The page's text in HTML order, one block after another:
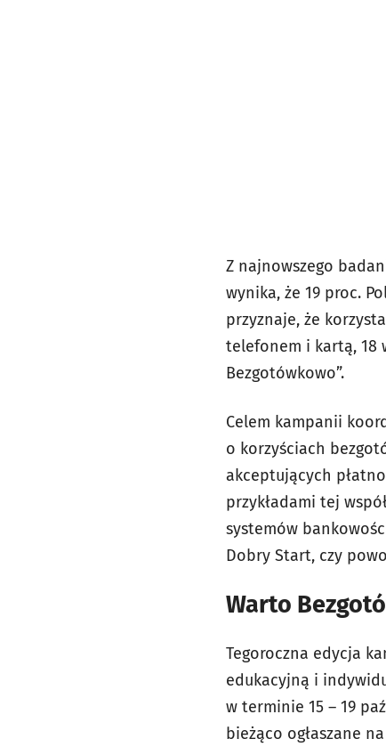
Z najnowszego
wynika, że 19 proc.
przyznaje, że
telefonem i kartą, 18
Bezgotówkowo”.
Celem kampanii
o korzyściach
akceptujących
przykładami tej
systemów
Dobry Start, czy
Warto
Tegoroczna edycja
edukacyjną i
w terminie 15 – 19
bieżąco ogłaszane